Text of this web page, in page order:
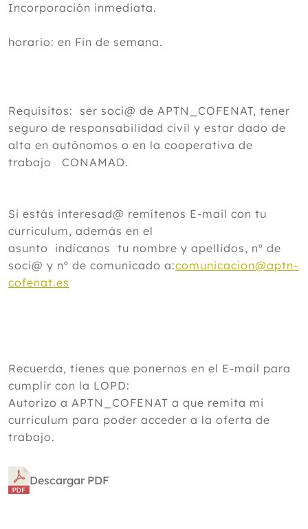
Incorporación inmediata.
horario: en Fin de semana.
Requisitos: ser soci@ de APTN_COFENAT, tener
seguro de responsabilidad civil y estar dado de
alta en autónomos o en la cooperativa de
trabajo CONAMAD.
Si estás interesad@ remítenos E-mail con tu
curriculum, además en el
asunto indícanos tu nombre y apellidos, nº de
soci@ y nº de comunicado a:comunicacion@aptn-
cofenat.es
Recuerda, tienes que ponernos en el E-mail para
cumplir con la LOPD:
Autorizo a APTN_COFENAT a que remita mi
curriculum para poder acceder a la oferta de
trabajo.
Descargar PDF